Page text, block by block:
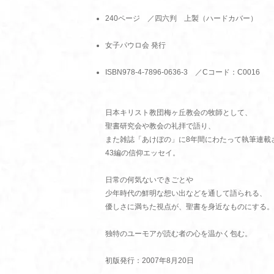
240ページ ／四六判 上製（ハードカバー）
女子パウロ会 発行
ISBN978-4-7896-0636-3 ／Cコード：C0016
日本キリスト教団梅ヶ丘教会の牧師として、
聖書研究会や教会の礼拝で語り、
また雑誌「あけぼの」に8年間にわたって執筆連載
43編の信仰エッセイ。
日常の何気ないできごとや
少年時代の鮮明な想い出などを通して語られる、
優しさに満ちた視点が、聖書を身近なものにする。
独特のユーモアが読む者の心を温かく包む。
初版発行：2007年8月20日